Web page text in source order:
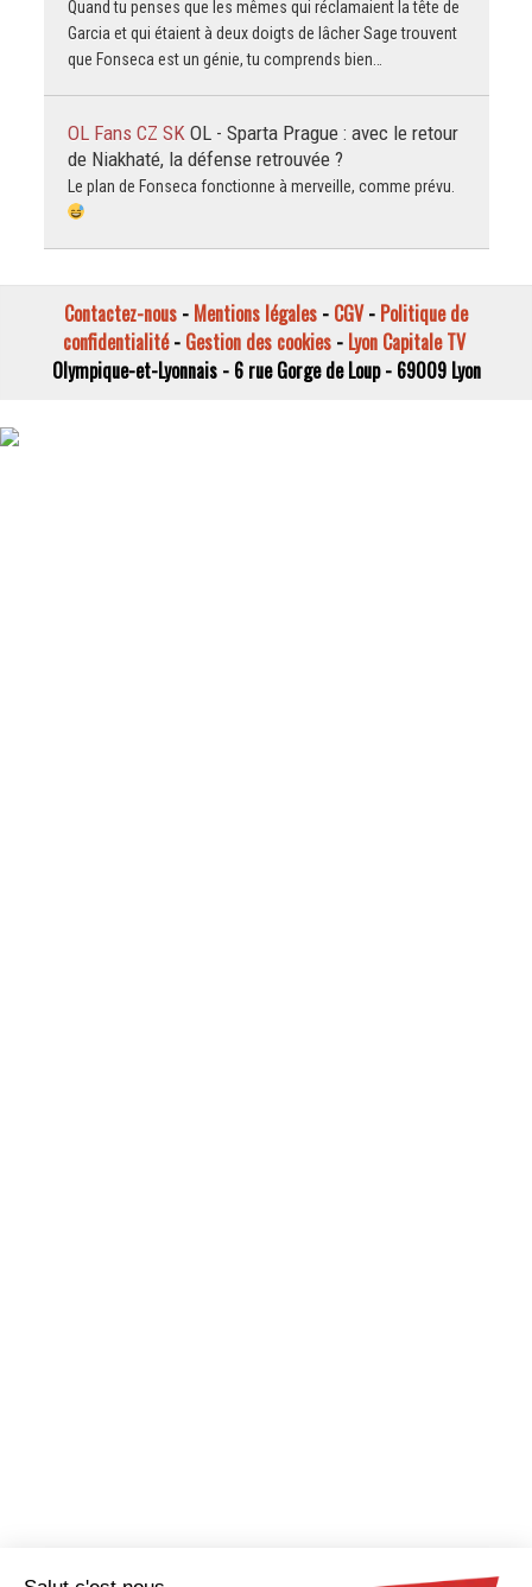
Quand tu penses que les mêmes qui réclamaient la tête de
Garcia et qui étaient à deux doigts de lâcher Sage trouvent
que Fonseca est un génie, tu comprends bien…
OL Fans CZ SK OL - Sparta Prague : avec le retour
de Niakhaté, la défense retrouvée ?
Le plan de Fonseca fonctionne à merveille, comme prévu.
Contactez-nous - Mentions légales - CGV- Politique de
confidentialité- Gestion des cookies- Lyon Capitale TV
Olympique-et-Lyonnais - 6 rue Gorge de Loup - 69009 Lyon